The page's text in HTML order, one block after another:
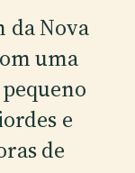
da Nova
uma
e
de